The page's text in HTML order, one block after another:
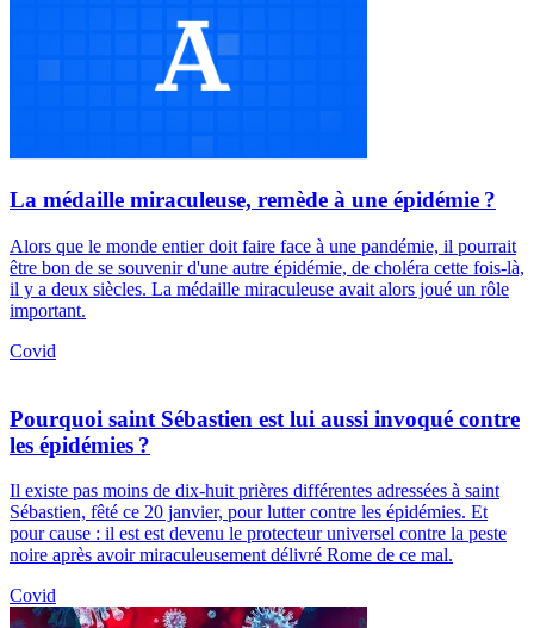
La médaille miraculeuse, remède à une épidémie ?
Alors que le monde entier doit faire face à une pandémie, il pourrait
être bon de se souvenir d'une autre épidémie, de choléra cette fois-là,
il y a deux siècles. La médaille miraculeuse avait alors joué un rôle
important.
Covid
Pourquoi saint Sébastien est lui aussi invoqué contre
les épidémies ?
Il existe pas moins de dix-huit prières différentes adressées à saint
Sébastien, fêté ce 20 janvier, pour lutter contre les épidémies. Et
pour cause : il est est devenu le protecteur universel contre la peste
noire après avoir miraculeusement délivré Rome de ce mal.
Covid